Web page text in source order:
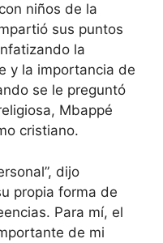
niños de la
sus puntos
la
y la importancia de
se le preguntó
Mbappé
cristiano.
dijo
propia forma de
Para mí, el
de mi